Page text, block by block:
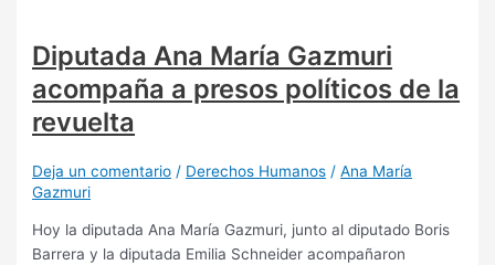
Diputada Ana María Gazmuri
acompaña a presos políticos de la
revuelta
Deja un comentario / Derechos Humanos /Ana María
Gazmuri
Hoy la diputada Ana María Gazmuri, junto al diputado Boris
Barrera y la diputada Emilia Schneider acompañaron